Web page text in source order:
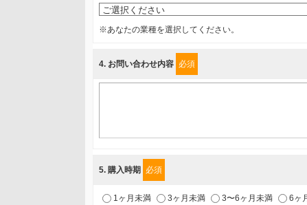
〒231-8008 神奈川県横浜市中区桜木町1-1
1.当社が取り扱う商品・サービスに関するご案内
2.当社が開催（主催・共催・協賛）するセミナーなど
第三者提供の有無
あり
※あなたの業種を選択してください。
4. お問い合わせ内容 必須
5. 購入時期 必須
1ヶ月未満 3ヶ月未満 3〜6ヶ月未満 6ヶ